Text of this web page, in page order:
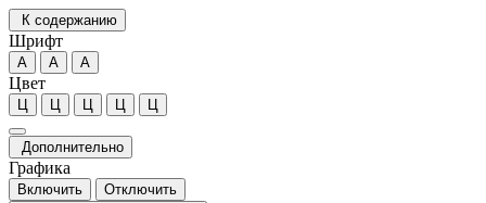
К содержанию
Шрифт
А А А
Цвет
Ц Ц Ц Ц Ц
Дополнительно
Графика
Включить
Отключить